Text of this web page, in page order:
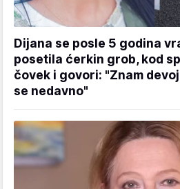
Dijana se posle 5 godina
posetila ćerkin grob, kod
čovek i govori: "Znam
se nedavno"